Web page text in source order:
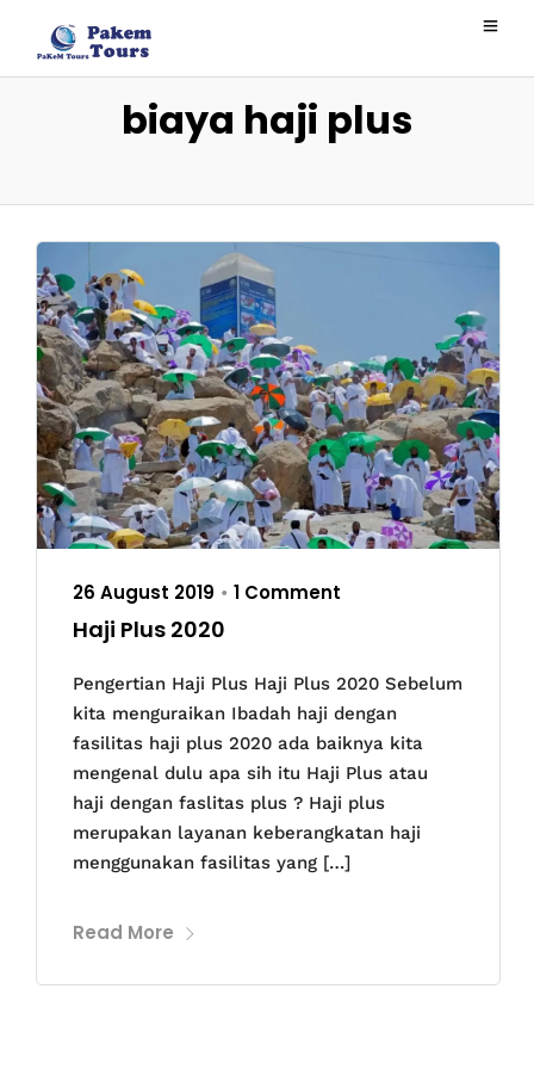
biaya haji plus
26 August 2019 • 1 Comment
Haji Plus 2020
Pengertian Haji Plus Haji Plus 2020 Sebelum
kita menguraikan Ibadah haji dengan
fasilitas haji plus 2020 ada baiknya kita
mengenal dulu apa sih itu Haji Plus atau
haji dengan faslitas plus ? Haji plus
merupakan layanan keberangkatan haji
menggunakan fasilitas yang […]
Read More